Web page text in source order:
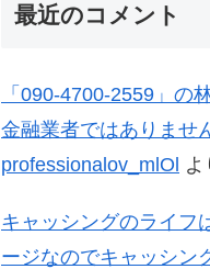
最近のコメント
「090-4700-2559」の
金融業者ではありませ
professionalov_mlOl よ
キャッシングのライフ
ージなのでキャッシン